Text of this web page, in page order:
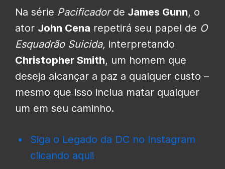
Na série Pacificadorde James Gunn, o
ator John Cena repetirá seu papel de O
Esquadrão Suicida, interpretando
Christopher Smith, um homem que
deseja alcançar a paz a qualquer custo –
mesmo que isso inclua matar qualquer
um em seu caminho.
Siga o Legado da DC no Instagram
clicando aqui!